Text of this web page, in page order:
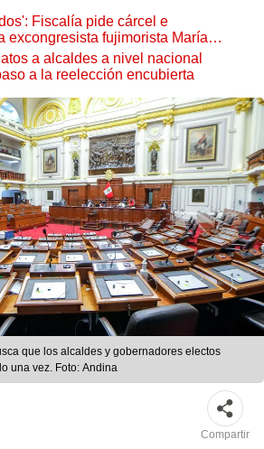
Fiscalía pide cárcel e
excongresista fujimorista María
a alcaldes a nivel nacional
a la reelección encubierta
que los alcaldes y gobernadores electos
una vez. Foto: Andina
Compartir